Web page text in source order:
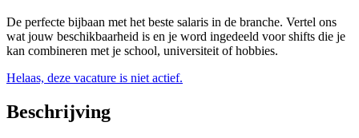
De perfecte bijbaan met het beste salaris in de branche. Vertel ons
wat jouw beschikbaarheid is en je word ingedeeld voor shifts die je
kan combineren met je school, universiteit of hobbies.
Helaas, deze vacature is niet actief.
Beschrijving